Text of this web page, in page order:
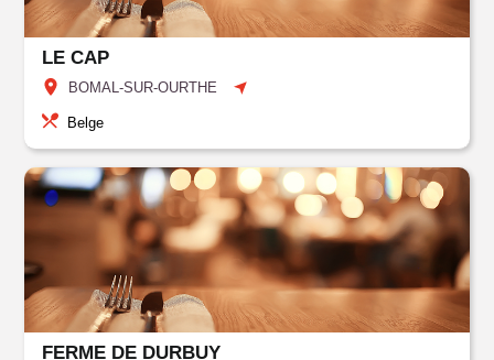
LE CAP
BOMAL-SUR-OURTHE
Belge
FERME DE DURBUY